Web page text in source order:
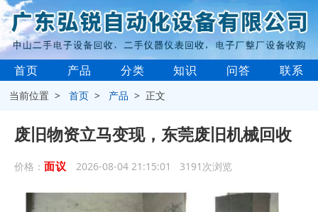
首页 产品 分类 知识 问答 联系
当前位置 >首页 > 产品 > 正文
废旧物资立马变现，东莞废旧机械回收
价格： 面议 2026-08-04 21:15:01 3191次浏览